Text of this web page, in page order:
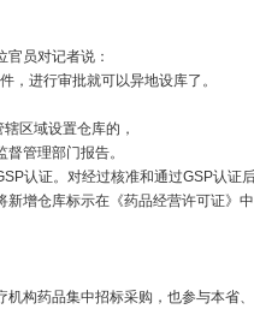
员对记者说：
，进行审批就可以异地设库了。
区域设置仓库的，
管理部门报告。
认证。对经过核准和通过GSP认证
新增仓库标示在《药品经营许可证》
构药品集中招标采购，也参与本省、